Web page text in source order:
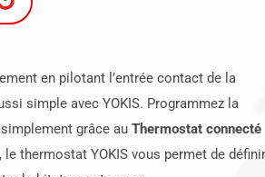
en pilotant l’entrée contact de la
simple avec YOKIS. Programmez la
grâce au Thermostat connecté
thermostat YOKIS vous permet de définir